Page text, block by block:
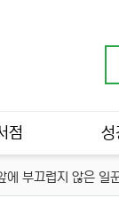
점 성
에 부끄럽지 않은